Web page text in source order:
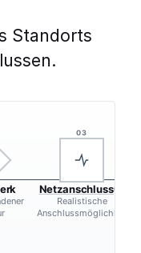
Standorts
03
Netzanschluss
Realistische
Anschlussmöglichkeit